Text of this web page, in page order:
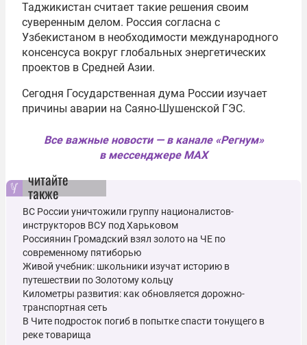
Таджикистан считает такие решения своим
суверенным делом. Россия согласна с
Узбекистаном в необходимости международного
консенсуса вокруг глобальных энергетических
проектов в Средней Азии.
Сегодня Государственная дума России изучает
причины аварии на Саяно-Шушенской ГЭС.
Все важные новости — в канале «Регнум»
в мессенджере MAX
читайте
также
ВС России уничтожили группу националистов-
инструкторов ВСУ под Харьковом
Россиянин Громадский взял золото на ЧЕ по
современному пятиборью
Живой учебник: школьники изучат историю в
путешествии по Золотому кольцу
Километры развития: как обновляется дорожно-
транспортная сеть
В Чите подросток погиб в попытке спасти тонущего в
реке товарища